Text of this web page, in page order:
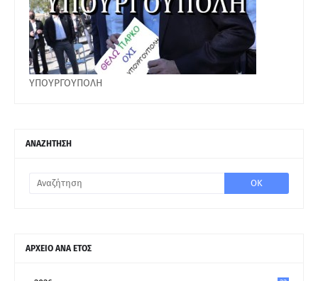
ΥΠΟΥΡΓΟΥΠΟΛΗ
ΑΝΑΖΗΤΗΣΗ
ΑΡΧΕΙΟ ΑΝΑ ΕΤΟΣ